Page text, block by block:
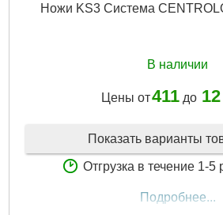
Ножи KS3 Система
В наличии
Цены от411 до
Показать варианты
Отгрузка в течение 1-5
Подробнее...